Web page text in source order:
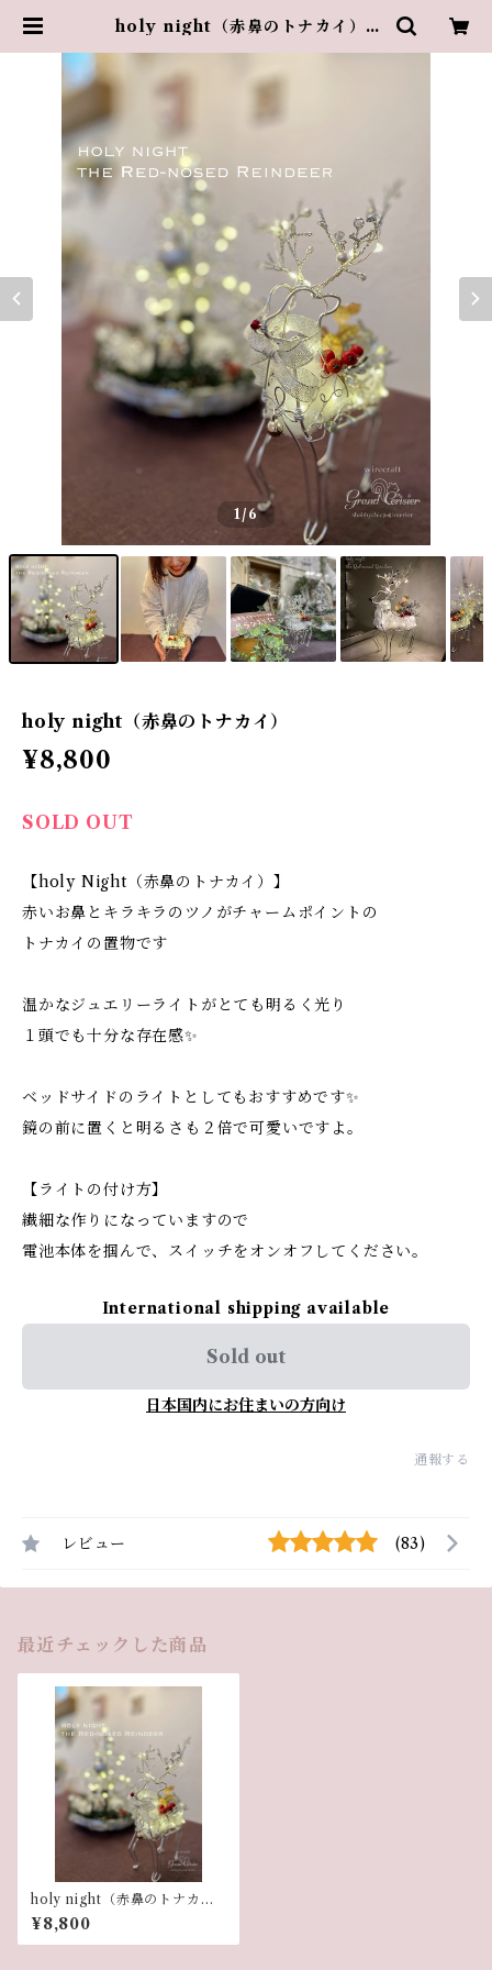
holy night（赤鼻のトナカイ） |
1/6
holy night（赤鼻のトナカイ）
¥8,800
SOLD OUT
【holy Night（赤鼻のトナカイ）】
赤いお鼻とキラキラのツノがチャームポイントの
トナカイの置物です
温かなジュエリーライトがとても明るく光り
１頭でも十分な存在感✨
ベッドサイドのライトとしてもおすすめです✨
鏡の前に置くと明るさも２倍で可愛いですよ。
【ライトの付け方】
繊細な作りになっていますので
電池本体を掴んで、スイッチをオンオフしてください。
International shipping available
Sold out
日本国内にお住まいの方向け
通報する
レビュー (83)
最近チェックした商品
holy night（赤鼻のトナカ
イ）
¥8,800